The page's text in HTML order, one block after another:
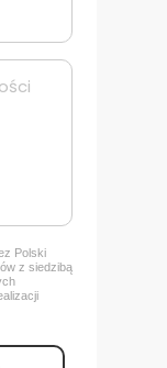
Polski
z siedzibą